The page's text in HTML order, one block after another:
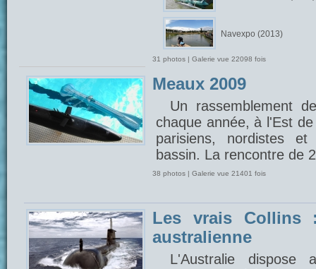
Navexpo (2013)
31 photos | Galerie vue 22098 fois
Meaux 2009
Un rassemblement
chaque année, à l'Est
parisiens, nordistes
bassin. La rencontre de
38 photos | Galerie vue 21401 fois
Les vrais Collins
australienne
L'Australie dispose